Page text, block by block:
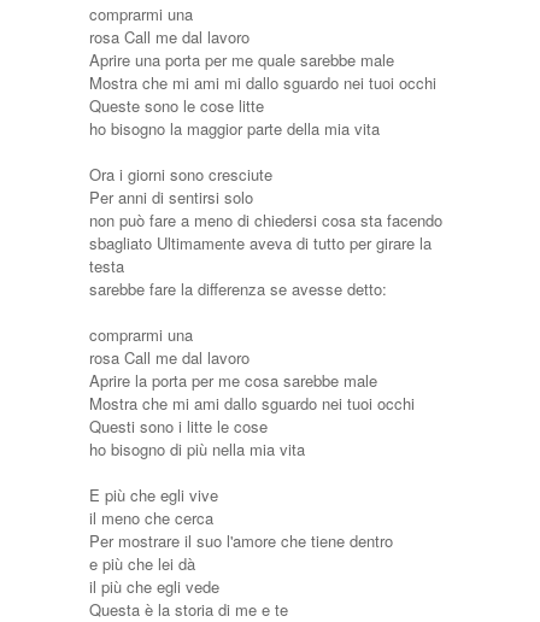
comprarmi una
rosa Call me dal lavoro
Aprire una porta per me quale sarebbe male
Mostra che mi ami mi dallo sguardo nei tuoi occhi
Queste sono le cose litte
ho bisogno la maggior parte della mia vita
Ora i giorni sono cresciute
Per anni di sentirsi solo
non può fare a meno di chiedersi cosa sta facendo
sbagliato Ultimamente aveva di tutto per girare la
testa
sarebbe fare la differenza se avesse detto:
comprarmi una
rosa Call me dal lavoro
Aprire la porta per me cosa sarebbe male
Mostra che mi ami dallo sguardo nei tuoi occhi
Questi sono i litte le cose
ho bisogno di più nella mia vita
E più che egli vive
il meno che cerca
Per mostrare il suo l'amore che tiene dentro
e più che lei dà
il più che egli vede
Questa è la storia di me e te